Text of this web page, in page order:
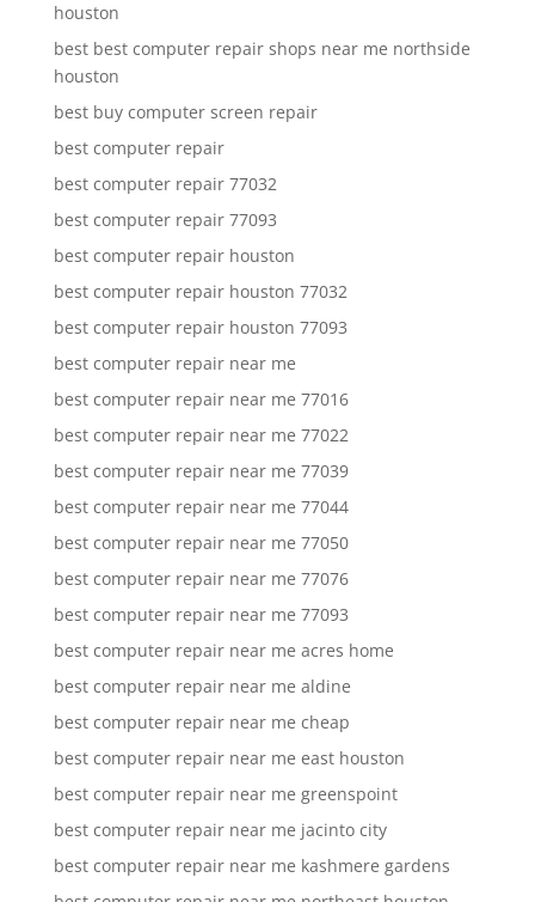
houston
best best computer repair shops near me northside
houston
best buy computer screen repair
best computer repair
best computer repair 77032
best computer repair 77093
best computer repair houston
best computer repair houston 77032
best computer repair houston 77093
best computer repair near me
best computer repair near me 77016
best computer repair near me 77022
best computer repair near me 77039
best computer repair near me 77044
best computer repair near me 77050
best computer repair near me 77076
best computer repair near me 77093
best computer repair near me acres home
best computer repair near me aldine
best computer repair near me cheap
best computer repair near me east houston
best computer repair near me greenspoint
best computer repair near me jacinto city
best computer repair near me kashmere gardens